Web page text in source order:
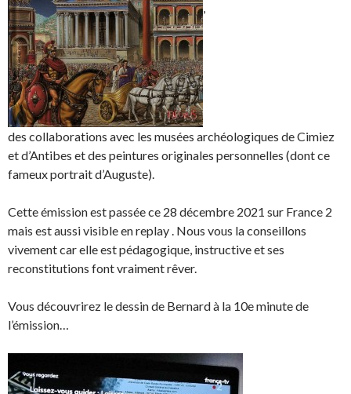
des collaborations avec les musées archéologiques de Cimiez
et d’Antibes et des peintures originales personnelles (dont ce
fameux portrait d’Auguste).
Cette émission est passée ce 28 décembre 2021 sur France 2
mais est aussi visible en replay . Nous vous la conseillons
vivement car elle est pédagogique, instructive et ses
reconstitutions font vraiment rêver.
Vous découvrirez le dessin de Bernard à la 10e minute de
l’émission…